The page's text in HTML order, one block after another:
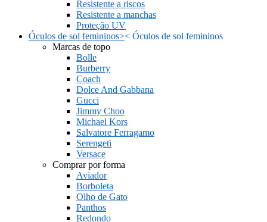
Resistente a riscos
Resistente a manchas
Proteção UV
Óculos de sol femininos>< Óculos de sol femininos
Marcas de topo
Bolle
Burberry
Coach
Dolce And Gabbana
Gucci
Jimmy Choo
Michael Kors
Salvatore Ferragamo
Serengeti
Versace
Comprar por forma
Aviador
Borboleta
Olho de Gato
Panthos
Redondo